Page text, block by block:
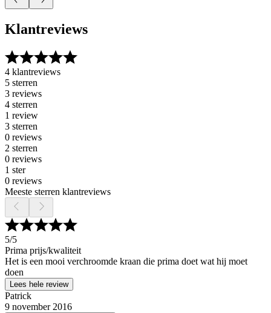
Klantreviews
4 klantreviews
5 sterren
3 reviews
4 sterren
1 review
3 sterren
0 reviews
2 sterren
0 reviews
1 ster
0 reviews
Meeste sterren klantreviews
5/5
Prima prijs/kwaliteit
Het is een mooi verchroomde kraan die prima doet wat hij moet
doen
Lees hele review
Patrick
9 november 2016